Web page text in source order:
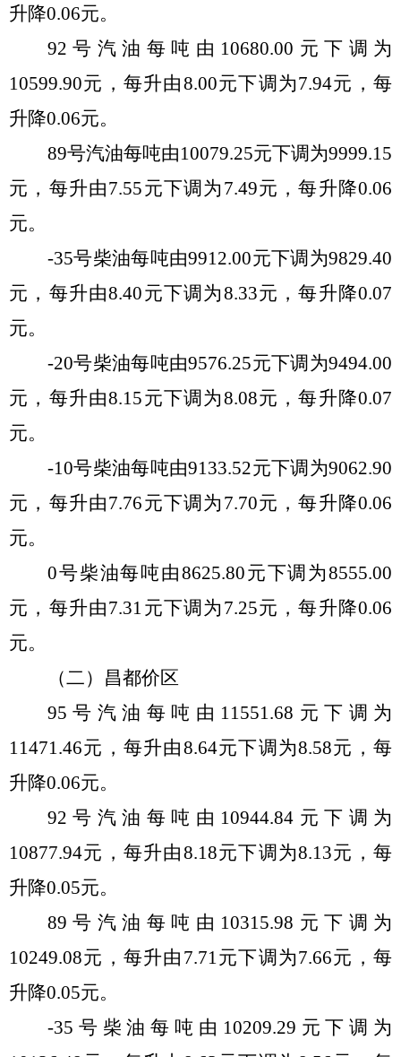
升降0.06元。
92号汽油每吨由 10680.00 元下调 为
10599.90元 ，每升由8.00元下调 为7.94元，每
升降0.06元。
89号汽油每吨由10079.25元下调为9999.15
元，每升由7.55元下调 为 7.49元，每升降0.06
元。
-35号柴油每吨由9912.00元下调 为9829.40
元，每升由8.40元下调 为8.33元，每升降0.07
元。
-20号柴油每吨由9576.25元下调 为9494.00
元，每升由8.15元下调 为8.08元，每升降0.07
元。
-10号柴油每吨由9133.52元下调 为9062.90
元，每升由7.76元下调 为 7.70元 ，每升降0.06
元。
0号柴油每吨由8625.80元下调 为8555.00
元，每升由7.31元下调 为 7.25元，每升降0.06
元。
（二）昌都价区
95号汽油每吨由 11551.68 元下调 为
11471.46元，每升由8.64元下调 为8.58元，每
升降0.06元。
92号汽油每吨由 10944.84 元下调 为
10877.94元，每升由8.18元下调 为8.13元，每
升降0.05元。
89号汽油每吨由 10315.98 元下调 为
10249.08元，每升由 7.71元下调 为7.66元，每
升降0.05元。
-35号柴油每吨由 10209.29 元下调 为